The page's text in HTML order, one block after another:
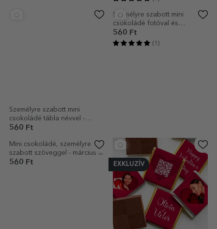
Személyre szabott mini
csokoládé tábla névvel -
Nyuszi
560 Ft
(1)
EXKLUZÍV